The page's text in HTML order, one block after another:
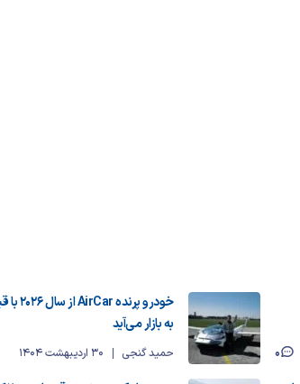
0
به بازار می‌آید
حمید گنجی 30 اردیبهشت 1404